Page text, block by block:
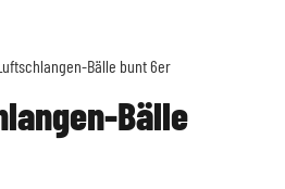
Bälle bunt 6er
Bälle